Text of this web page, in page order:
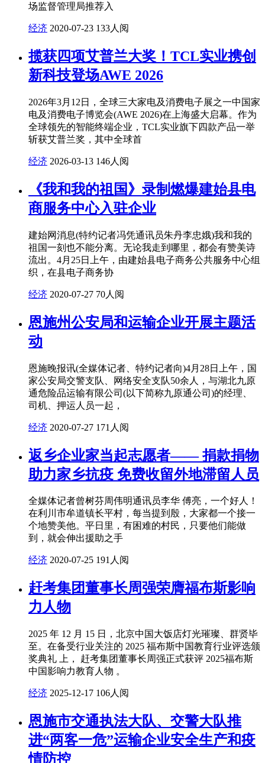
场监督管理局推荐入
经济 2020-07-23 133人阅
揽获四项艾普兰大奖！TCL实业携创
新科技登场AWE 2026
2026年3月12日，全球三大家电及消费电子展之一中国家
电及消费电子博览会(AWE 2026)在上海盛大启幕。作为
全球领先的智能终端企业，TCL实业旗下四款产品一举
斩获艾普兰奖，其中全球首
经济 2026-03-13 146人阅
《我和我的祖国》录制燃爆建始县电
商服务中心入驻企业
建始网消息(特约记者冯凭通讯员朱丹李忠娥)我和我的
祖国一刻也不能分离。无论我走到哪里，都会有赞美诗
流出。4月25日上午，由建始县电子商务公共服务中心组
织，在县电子商务协
经济 2020-07-27 70人阅
恩施州公安局和运输企业开展主题活
动
恩施晚报讯(全媒体记者、特约记者向)4月28日上午，国
家公安局交警支队、网络安全支队50余人，与湖北九原
通危险品运输有限公司(以下简称九原通公司)的经理、
司机、押运人员一起，
经济 2020-07-27 171人阅
返乡企业家当起志愿者—— 捐款捐物
助力家乡抗疫 免费收留外地滞留人员
全媒体记者曾树芬周伟明通讯员李华 傅亮，一个好人！
在利川市牟道镇长平村，每当提到殷，大家都一个接一
个地赞美他。平日里，有困难的村民，只要他们能做
到，就会伸出援助之手
经济 2020-07-25 191人阅
赶考集团董事长周强荣膺福布斯影响
力人物
2025 年 12 月 15 日，北京中国大饭店灯光璀璨、群贤毕
至。在备受行业关注的 2025 福布斯中国教育行业评选颁
奖典礼 上， 赶考集团董事长周强正式获评 2025福布斯
中国影响力教育人物 。
经济 2025-12-17 106人阅
恩施市交通执法大队、交警大队推
进“两客一危”运输企业安全生产和疫
情防控